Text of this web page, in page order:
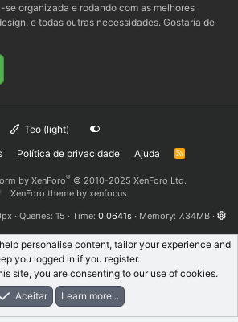
organizada e rodando com as melhores
e todas outras necessidades. Gostaria de
Teo (light)
Política de privacidade Ajuda
R
by XenForo® © 2010-2025 XenForo Ltd.
XenForo theme by xenfocus
Queries 15 Time 0.0641s Memory 7.34MB
personalise content, tailor your experience and
you logged in if you register.
site, you are consenting to our use of cookies.
Aceitar
Learn more...